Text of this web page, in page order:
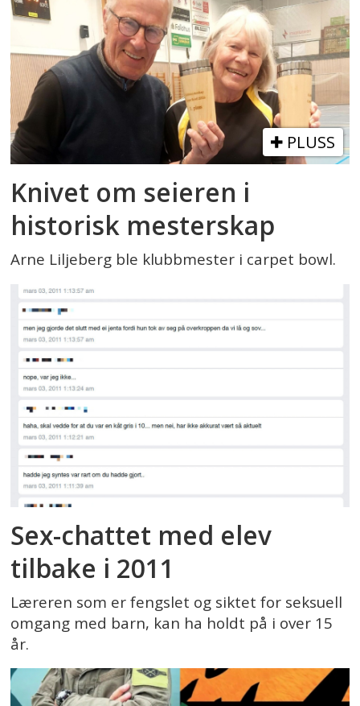
PLUSS
Knivet om seieren i
historisk mesterskap
Arne Liljeberg ble klubbmester i carpet bowl.
Sex-chattet med elev
tilbake i 2011
Læreren som er fengslet og siktet for seksuell
omgang med barn, kan ha holdt på i over 15
år.